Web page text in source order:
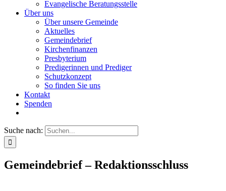
Evangelische Beratungsstelle
Über uns
Über unsere Gemeinde
Aktuelles
Gemeindebrief
Kirchenfinanzen
Presbyterium
Predigerinnen und Prediger
Schutzkonzept
So finden Sie uns
Kontakt
Spenden
Suche nach:
Gemeindebrief – Redaktionsschluss